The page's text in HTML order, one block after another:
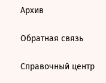
Архив
Обратная связь
Справочный центр